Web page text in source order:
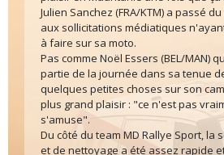
Julien Sanchez (FRA/KTM) a passé
aux sollicitations médiatiques
à faire sur sa moto.
Pas comme Noël Essers (BEL/MAN)
partie de la journée dans sa tenue
quelques petites choses sur son
plus grand plaisir : "ce n'est pas
s'amuse".
Du côté du team MD Rallye Sport, la
et de nettoyage a été assez rapide